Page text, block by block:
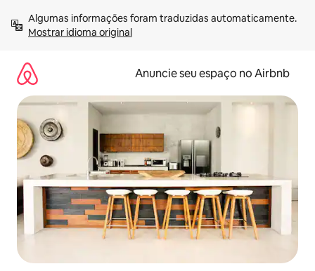
para
Mostrar idioma original
Anuncie seu espaço no Airbnb